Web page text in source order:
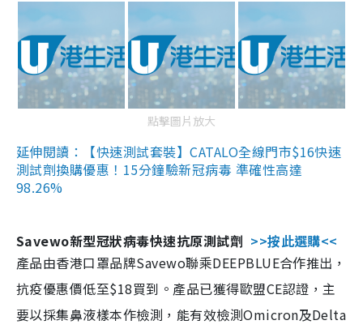
點擊圖片放大
延伸閱讀：【快速測試套裝】CATALO全線門市$16快速
測試劑換購優惠！15分鐘驗新冠病毒 準確性高達
98.26%
Savewo新型冠狀病毒快速抗原測試劑 >>按此選購<<
產品由香港口罩品牌Savewo聯乘DEEPBLUE合作推出，
抗疫優惠價低至$18買到。產品已獲得歐盟CE認證，主
要以採集鼻液樣本作檢測，能有效檢測Omicron及Delta